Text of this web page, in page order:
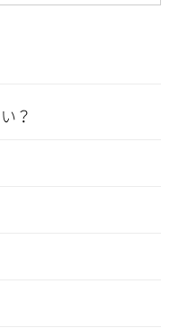
？